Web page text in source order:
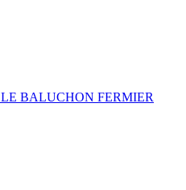
LE BALUCHON FERMIER